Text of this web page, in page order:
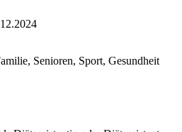
Senioren, Sport, Gesundheit